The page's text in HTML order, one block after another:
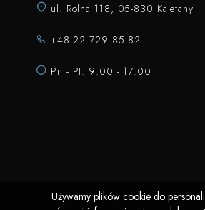
ul. Rolna 118, 05-830 Kajetany
+48 22 729 85 82
Pn - Pt: 9:00 - 17:00
Używamy plików cookie do